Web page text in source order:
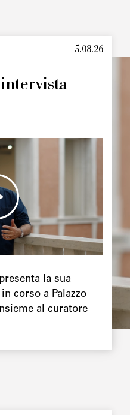
5.08.26
la sua
corso a Palazzo
al curatore